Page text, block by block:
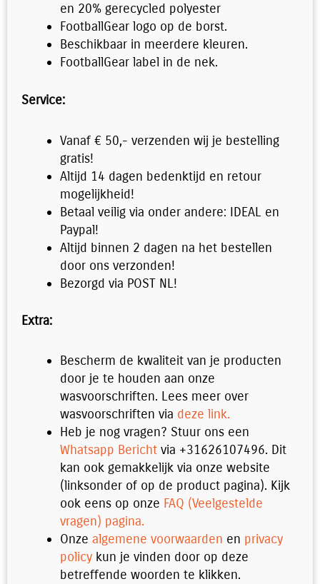
en 20% gerecycled polyester
FootballGear logo op de borst.
Beschikbaar in meerdere kleuren.
FootballGear label in de nek.
Service:
Vanaf € 50,- verzenden wij je bestelling
gratis!
Altijd 14 dagen bedenktijd en retour
mogelijkheid!
Betaal veilig via onder andere: IDEAL en
Paypal!
Altijd binnen 2 dagen na het bestellen
door ons verzonden!
Bezorgd via POST NL!
Extra:
Bescherm de kwaliteit van je producten
door je te houden aan onze
wasvoorschriften. Lees meer over
wasvoorschriften via deze link.
Heb je nog vragen? Stuur ons een
Whatsapp Bericht via +31626107496. Dit
kan ook gemakkelijk via onze website
(linksonder of op de product pagina). Kijk
ook eens op onze FAQ (Veelgestelde
vragen) pagina.
Onze algemene voorwaarden en privacy
policy kun je vinden door op deze
betreffende woorden te klikken.